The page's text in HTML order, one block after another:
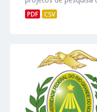
PDF CSV